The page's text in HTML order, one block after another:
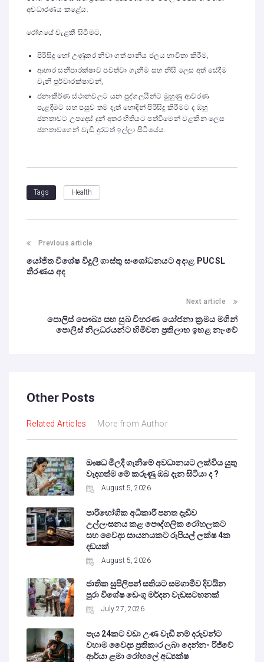
අවධාරණය කළේය.
රෝගයේ වැළකී සිටීමට,
පිරිසිදු හෝ උණුකර නිවා ගත් පානීය ජලය භාවිතා කිරීම,
ආහාර සනීපාරක්ෂාව පවත්වා ගැනීම සහ නිසි ලෙස අත් සේදීම
වැනි පූර්වාරක්ෂාවන්,
ජනාකීර්ණ ස්ථානවලට යන පුද්ගලයින්ට මුහුණු ආවරණ
පැළඳීමට සහ පසුව තම දෑත් හොඳින් පිරිසිදු කිරීමට ද ඔහු
ජනතාවට උපදෙස් දුන් අතර භීතියට පත්වීමෙන් වළකින ලෙස
ජනතාවගෙන් වැඩි දුරටත් ඉල්ලා සිටියේය.
Tags Health
Previous article
යෝජිත විශේෂ විදුලි ගාස්තු සංශෝධනයට අදාළ PUCSL
තීරණය අද
Next article
පොලිස් සෞඛ්‍ය සහ සුඛ විහරණ යෝජනා ක්‍රමය මගින්
පොලිස් නිලධරයන්ට හිමිවන ප්‍රතිලාභ ඉහළ නැංවේ
Other Posts
Related Articles More from Author
ඖෂධ මිලදී ගැනීමේ අවධානයට ලක්විය යුතු
වැදගත්ම මේ කරුණු ඔබ දැන සිටියා ද ?
August 5, 2026
පාරිභෝගික අධිකාරී පනත දැඩිව
උල්ලංඝනය කළ පෞද්ගලික රෝහලකට
සහ වෛද්‍ය සායනයකට රුපියල් ලක්ෂ 4ක
දඩයක්
August 5, 2026
ජාතික සුපිලිපන් සතියට සමගාමීව දිවයින
පුරා විශේෂ ඩෙංගු මර්දන වැඩසටහනක්
July 27, 2026
පැය 24කට වඩා උණ වැඩි නම් දරුවන්ට
වහාම වෛද්‍ය ප්‍රතිකාර ලබා දෙන්න- රිජ්වේ
ආර්යා ළමා රෝහලේ අධ්‍යක්ෂ